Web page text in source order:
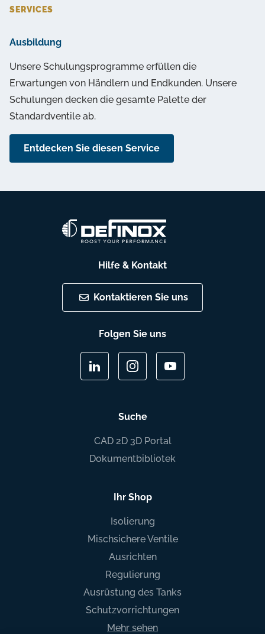
SERVICES
Ausbildung
Unsere Schulungsprogramme erfüllen die
Erwartungen von Händlern und Endkunden. Unsere
Schulungen decken die gesamte Palette der
Standardventile ab.
Entdecken Sie diesen Service
Hilfe & Kontakt
Kontaktieren Sie uns
Folgen Sie uns
Suche
CAD 2D 3D Portal
Dokumentbibliotek
Ihr Shop
Isolierung
Mischsichere Ventile
Ausrichten
Regulierung
Ausrüstung des Tanks
Schutzvorrichtungen
Mehr sehen